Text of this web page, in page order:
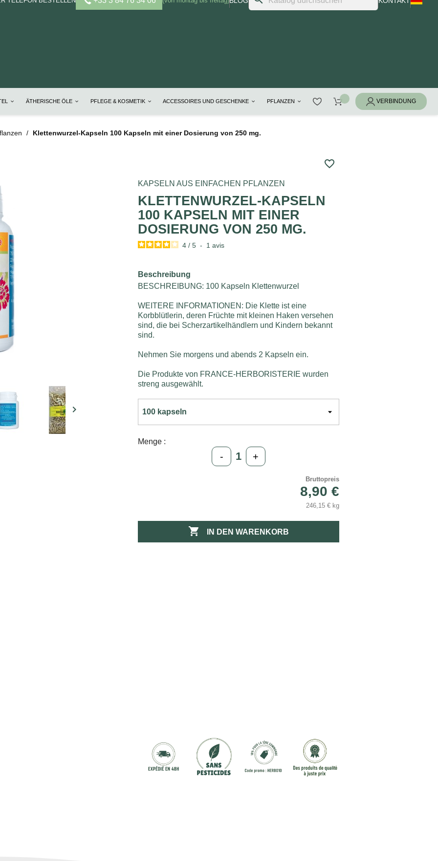
ÄTHERISCHE ÖLE PFLEGE & KOSMETIK ACCESSOIRES UND GESCHENKE PFLANZEN
Klettenwurzel-Kapseln 100 Kapseln mit einer Dosierung von 250 mg.

favorite_border
KAPSELN AUS EINFACHEN PFLANZEN
KLETTENWURZEL-KAPSELN
100 KAPSELN MIT EINER
DOSIERUNG VON 250 MG.
4 / 5 - 1avis
Beschreibung
BESCHREIBUNG: 100 Kapseln Klettenwurzel
WEITERE INFORMATIONEN: Die Klette ist eine
Korbblütlerin, deren Früchte mit kleinen Haken versehen
sind, die bei Scherzartikelhändlern und Kindern bekannt
sind.
Nehmen Sie morgens und abends 2 Kapseln ein.
Die Produkte von FRANCE-HERBORISTERIE wurden
streng ausgewählt.
Menge :
- +
Bruttopreis
8,90 €
246,15 € kg
 IN DEN WARENKORB